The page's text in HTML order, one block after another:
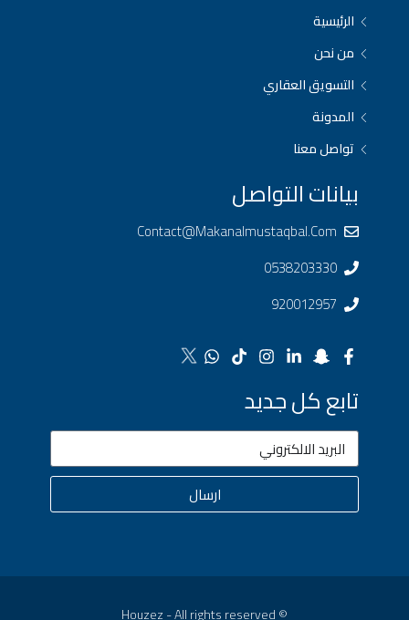
الرئيسية
من نحن
التسويق العقاري
المدونة
تواصل معنا
بيانات التواصل
Contact@makanalmustaqbal.com
0538203330
920012957
تابع كل جديد
ارسال
© Houzez - All rights reserved